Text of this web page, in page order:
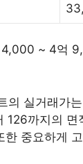
~ 4억
실거래가
까지의
중요하게